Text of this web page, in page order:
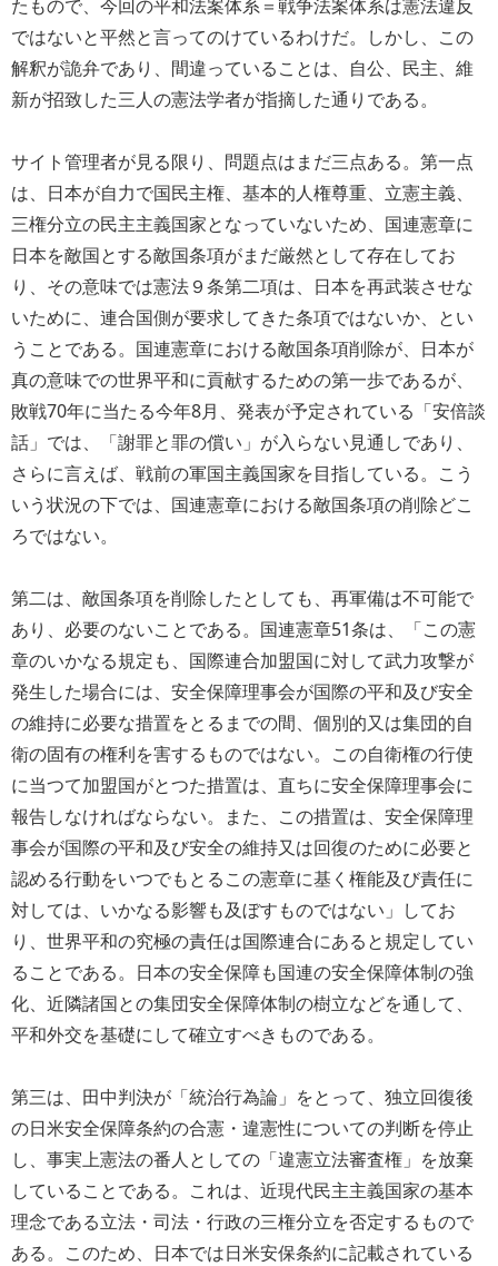
たもので、今回の平和法案体系＝戦争法案体系は憲法違反
ではないと平然と言ってのけているわけだ。しかし、この
解釈が詭弁であり、間違っていることは、自公、民主、維
新が招致した三人の憲法学者が指摘した通りである。
サイト管理者が見る限り、問題点はまだ三点ある。第一点
は、日本が自力で国民主権、基本的人権尊重、立憲主義、
三権分立の民主主義国家となっていないため、国連憲章に
日本を敵国とする敵国条項がまだ厳然として存在してお
り、その意味では憲法９条第二項は、日本を再武装させな
いために、連合国側が要求してきた条項ではないか、とい
うことである。国連憲章における敵国条項削除が、日本が
真の意味での世界平和に貢献するための第一歩であるが、
敗戦70年に当たる今年8月、発表が予定されている「安倍談
話」では、「謝罪と罪の償い」が入らない見通しであり、
さらに言えば、戦前の軍国主義国家を目指している。こう
いう状況の下では、国連憲章における敵国条項の削除どこ
ろではない。
第二は、敵国条項を削除したとしても、再軍備は不可能で
あり、必要のないことである。国連憲章51条は、「この憲
章のいかなる規定も、国際連合加盟国に対して武力攻撃が
発生した場合には、安全保障理事会が国際の平和及び安全
の維持に必要な措置をとるまでの間、個別的又は集団的自
衛の固有の権利を害するものではない。この自衛権の行使
に当つて加盟国がとつた措置は、直ちに安全保障理事会に
報告しなければならない。また、この措置は、安全保障理
事会が国際の平和及び安全の維持又は回復のために必要と
認める行動をいつでもとるこの憲章に基く権能及び責任に
対しては、いかなる影響も及ぼすものではない」してお
り、世界平和の究極の責任は国際連合にあると規定してい
ることである。日本の安全保障も国連の安全保障体制の強
化、近隣諸国との集団安全保障体制の樹立などを通して、
平和外交を基礎にして確立すべきものである。
第三は、田中判決が「統治行為論」をとって、独立回復後
の日米安全保障条約の合憲・違憲性についての判断を停止
し、事実上憲法の番人としての「違憲立法審査権」を放棄
していることである。これは、近現代民主主義国家の基本
理念である立法・司法・行政の三権分立を否定するもので
ある。このため、日本では日米安保条約に記載されている